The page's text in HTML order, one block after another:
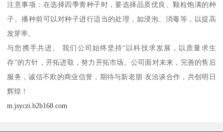
注意事项：在选择四季青种子时，要选择品质优良、颗粒饱满的种
子。播种前可以对种子进行适当的处理，如浸泡、消毒等，以提高
发芽率。
与您携手共进。 我们公司始终坚持“以科技求发展，以质量求生
存”的方针，开拓进取，努力开拓市场。公司面对未来，完善的售后
服务，诚信不欺的商业信誉，期待与新老朋 友洽谈合作，共创明日
辉煌！
m.jsyczi.b2b168.com